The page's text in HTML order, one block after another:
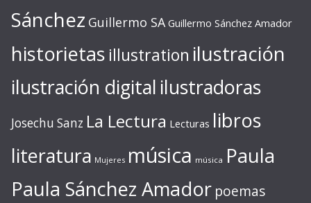
Sánchez Guillermo SA Guillermo Sánchez Amador
historietas illustration ilustración
ilustración digital ilustradoras
Josechu Sanz La Lectura Lecturas libros
literatura Mujeres música música Paula
Paula Sánchez Amador poemas